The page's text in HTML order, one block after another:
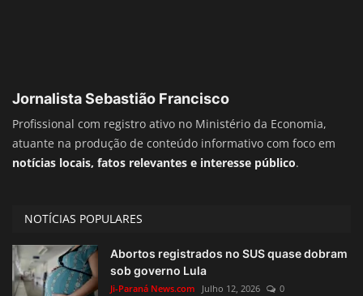
Jornalista Sebastião Francisco
Profissional com registro ativo no Ministério da Economia,
atuante na produção de conteúdo informativo com foco em
notícias locais, fatos relevantes e interesse público.
NOTÍCIAS POPULARES
Abortos registrados no SUS quase dobram
sob governo Lula
Ji-Paraná News.com Julho 12, 2026 0